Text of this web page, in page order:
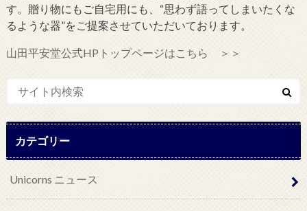
す。贈り物にもご自宅用にも、“思わず語ってしまいたくな
るような器”をご提案させていただいております。
山田平安堂公式HPトップページはこちら ＞＞
カテゴリー
Unicorns ニュース